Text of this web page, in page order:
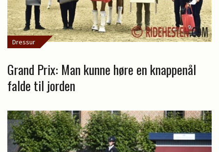
Dressur
Grand Prix: Man kunne høre en knappenål
falde til jorden